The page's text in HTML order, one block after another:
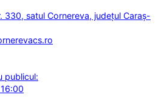
330, satul Cornereva, județul Caraș-
publicul: